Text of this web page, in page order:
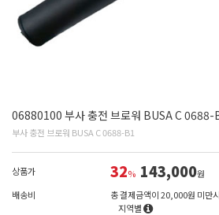
06880100 부사 충전 브로워 BUSA C 0688-
부사 충전 브로워 BUSA C 0688-B1
상품가 32% 143,000원
배송비
총 결제금액이 20,000원 미만
지역별